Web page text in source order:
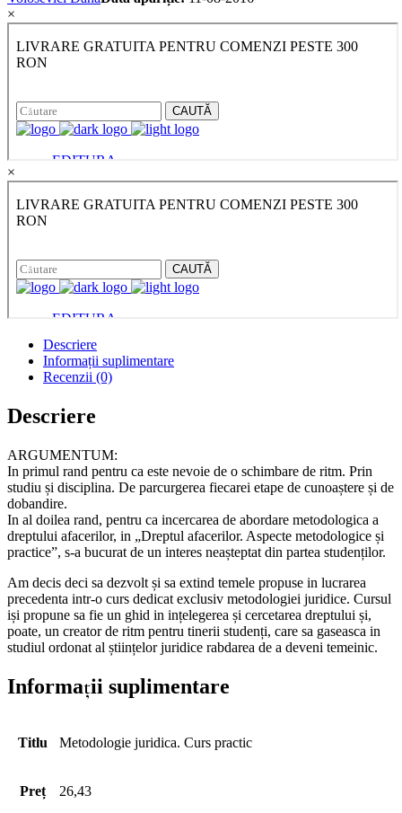
×
×
Descriere
Informații suplimentare
Recenzii (0)
Descriere
ARGUMENTUM:
In primul rand pentru ca este nevoie de o schimbare de ritm. Prin
studiu și disciplina. De parcurgerea fiecarei etape de cunoaștere și de
dobandire.
In al doilea rand, pentru ca incercarea de abordare metodologica a
dreptului afacerilor, in „Dreptul afacerilor. Aspecte metodologice și
practice”, s-a bucurat de un interes neașteptat din partea studenților.
Am decis deci sa dezvolt și sa extind temele propuse in lucrarea
precedenta intr-o curs dedicat exclusiv metodologiei juridice. Cursul
iși propune sa fie un ghid in ințelegerea și cercetarea dreptului și,
poate, un creator de ritm pentru tinerii studenți, care sa gaseasca in
studiul ordonat al științelor juridice rabdarea de a deveni temeinic.
Informații suplimentare
Titlu Metodologie juridica. Curs practic
Preț 26,43